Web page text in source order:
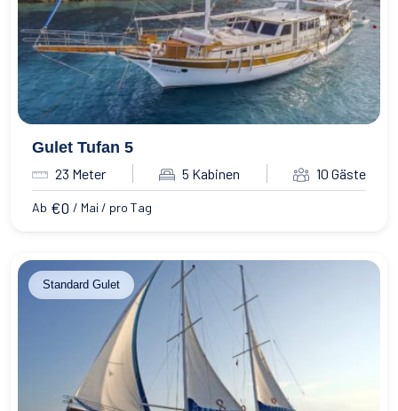
Essen & Trinken
Wie man bucht
Geschäftsbedingungen
Kontakt
Gulet Tufan 5
23 Meter 5 Kabinen 10 Gäste
Ab €0 / Mai / pro Tag
Standard Gulet